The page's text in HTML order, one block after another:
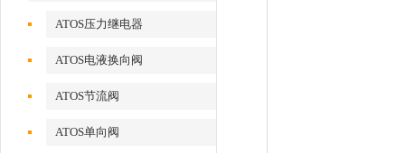
ATOS压力继电器
ATOS电液换向阀
ATOS节流阀
ATOS单向阀